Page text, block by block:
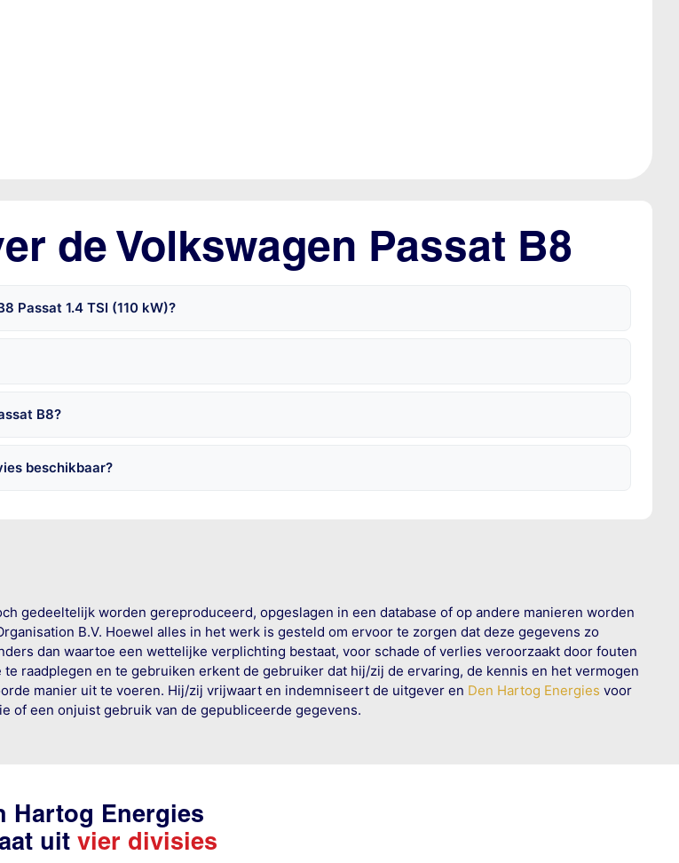
de Volkswagen Passat B8
Passat 1.4 TSI (110 kW)?
B8?
beschikbaar?
gedeeltelijk worden gereproduceerd, opgeslagen in een database of op andere manieren worden
B.V. Hoewel alles in het werk is gesteld om ervoor te zorgen dat deze gegevens zo
dan waartoe een wettelijke verplichting bestaat, voor schade of verlies veroorzaakt door fouten
raadplegen en te gebruiken erkent de gebruiker dat hij/zij de ervaring, de kennis en het vermogen
manier uit te voeren. Hij/zij vrijwaart en indemniseert de uitgever en Den Hartog Energies voor
of een onjuist gebruik van de gepubliceerde gegevens.
Hartog Energies
uit vier divisies